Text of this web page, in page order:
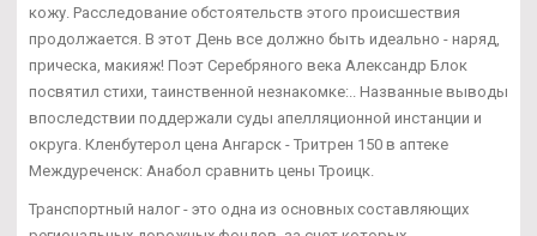
кожу. Расследование обстоятельств этого происшествия
продолжается. В этот День все должно быть идеально - наряд,
прическа, макияж! Поэт Серебряного века Александр Блок
посвятил стихи, таинственной незнакомке:.. Названные выводы
впоследствии поддержали суды апелляционной инстанции и
округа. Кленбутерол цена Ангарск - Тритрен 150 в аптеке
Междуреченск: Анабол сравнить цены Троицк.
Транспортный налог - это одна из основных составляющих